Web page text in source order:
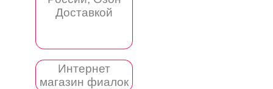
Доставкой
Интернет
магазин фиалок